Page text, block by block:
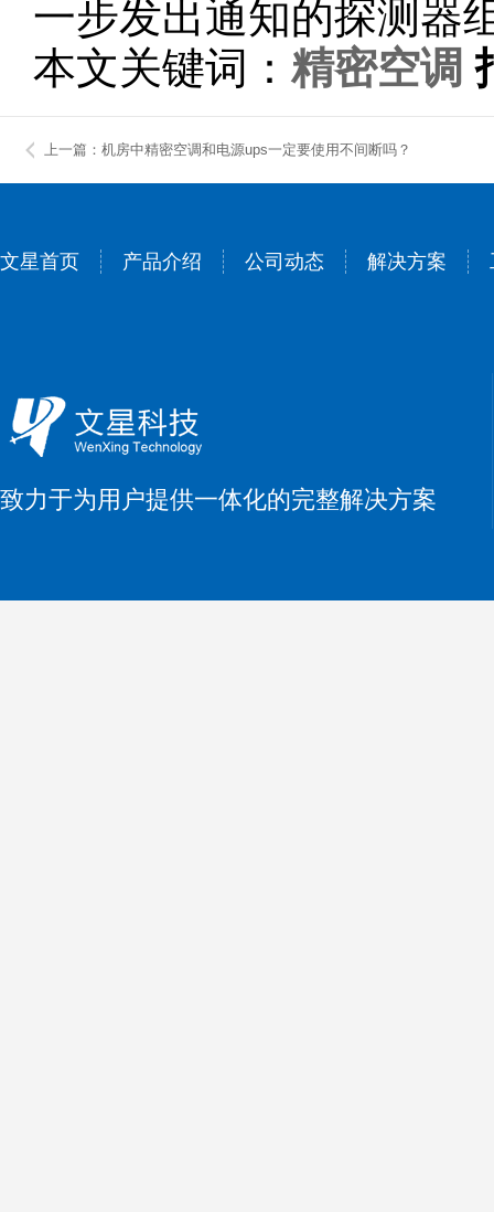
一步发出通知的探测器
本文关键词： 精密空调
上一篇：机房中精密空调和电源ups一定要使用不间断吗？
文星首页 产品介绍 公司动态 解决方案
致力于为用户提供一体化的完整解决方案